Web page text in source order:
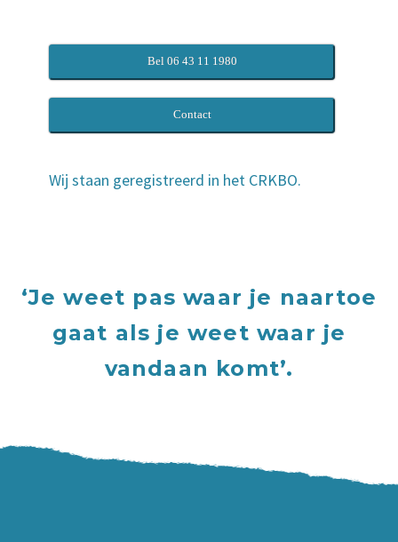
Bel 06 43 11 1980
Contact
Wij staan geregistreerd in het CRKBO.
‘Je weet pas waar je naartoe
gaat als je weet waar je
vandaan komt’.